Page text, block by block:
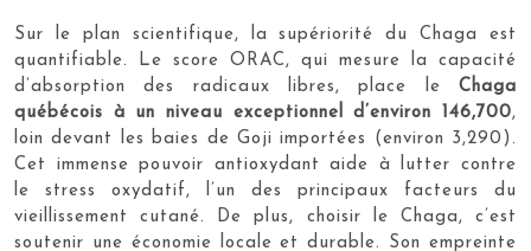
Sur le plan scientifique, la supériorité du Chaga est
quantifiable. Le score ORAC, qui mesure la capacité
d’absorption des radicaux libres, place le Chaga
québécois à un niveau exceptionnel d’environ 146,700,
loin devant les baies de Goji importées (environ 3,290).
Cet immense pouvoir antioxydant aide à lutter contre
le stress oxydatif, l’un des principaux facteurs du
vieillissement cutané. De plus, choisir le Chaga, c’est
soutenir une économie locale et durable. Son empreinte